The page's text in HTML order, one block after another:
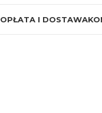
OPŁATA I DOSTAWA